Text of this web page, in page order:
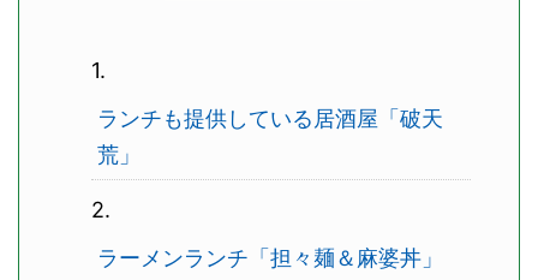
ランチも提供している居酒屋「破天
荒」
ラーメンランチ「担々麺＆麻婆丼」